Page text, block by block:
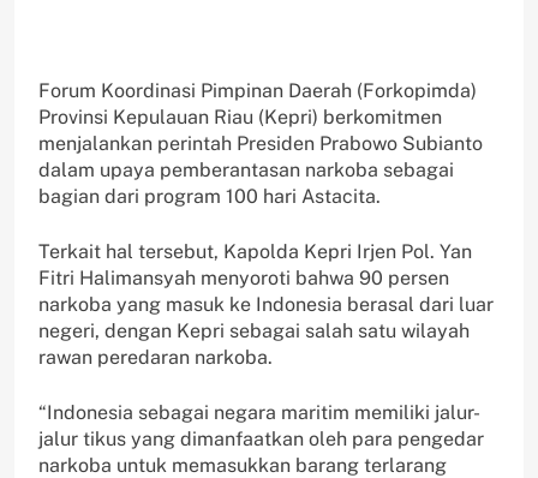
Forum Koordinasi Pimpinan Daerah (Forkopimda)
Provinsi Kepulauan Riau (Kepri) berkomitmen
menjalankan perintah Presiden Prabowo Subianto
dalam upaya pemberantasan narkoba sebagai
bagian dari program 100 hari Astacita.
Terkait hal tersebut, Kapolda Kepri Irjen Pol. Yan
Fitri Halimansyah menyoroti bahwa 90 persen
narkoba yang masuk ke Indonesia berasal dari luar
negeri, dengan Kepri sebagai salah satu wilayah
rawan peredaran narkoba.
“Indonesia sebagai negara maritim memiliki jalur-
jalur tikus yang dimanfaatkan oleh para pengedar
narkoba untuk memasukkan barang terlarang